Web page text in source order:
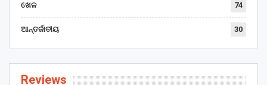
ଖେଳ 74
ଆନ୍ତର୍ଜାତୀୟ 30
Reviews